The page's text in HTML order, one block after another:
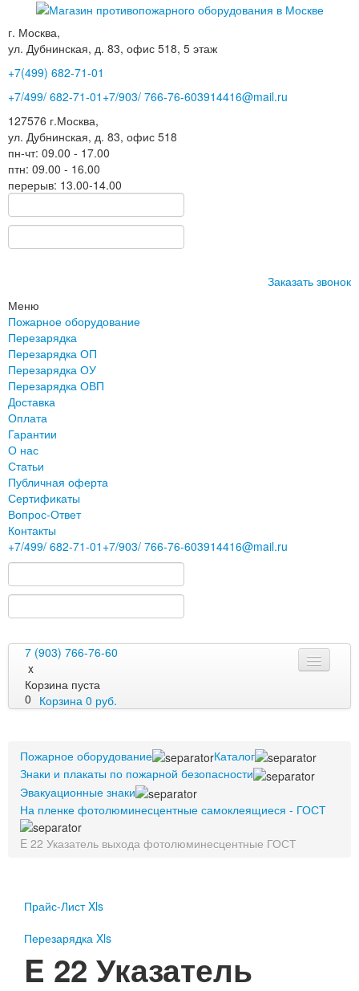
г. Москва,
ул. Дубнинская, д. 83, офис 518, 5 этаж
+7(499) 682-71-01
+7/499/ 682-71-01 +7/903/ 766-76-603914416@mail.ru
127576 г.Москва,
ул. Дубнинская, д. 83, офис 518
пн-чт: 09.00 - 17.00
птн: 09.00 - 16.00
перерыв: 13.00-14.00
Заказать звонок
Меню
Пожарное оборудование
Перезарядка
Перезарядка ОП
Перезарядка ОУ
Перезарядка ОВП
Доставка
Оплата
Гарантии
О нас
Статьи
Публичная оферта
Сертификаты
Вопрос-Ответ
Контакты
+7/499/ 682-71-01 +7/903/ 766-76-603914416@mail.ru
7 (903) 766-76-60
x
Корзина пуста
0 Корзина 0 руб.
Перезарядка
Перезарядка ОП
Перезарядка ОУ
Перезарядка ОВП
Доставка
Гарантии
Статьи
Публичная оферта
Пожарное оборудование
Каталог
Знаки и плакаты по пожарной безопасности
Эвакуационные знаки
На пленке фотолюминесцентные самоклеящиеся - ГОСТ
E 22 Указатель выхода фотолюминесцентные ГОСТ
Прайс-Лист Xls
Перезарядка Xls
E 22 Указатель